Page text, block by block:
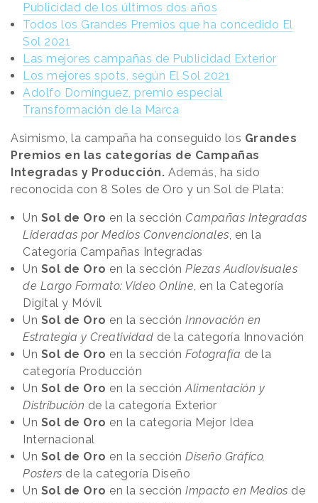
Publicidad de los últimos dos años
Todos los Grandes Premios que ha concedido El
Sol 2021
Las mejores campañas de Publicidad Exterior
Los mejores spots, según El Sol 2021
Adolfo Domínguez, premio especial
Transformación de la Marca
Asimismo, la campaña ha conseguido los Grandes
Premios en las categorías de Campañas
Integradas y Producción. Además, ha sido
reconocida con 8 Soles de Oro y un Sol de Plata:
Un Sol de Oro en la sección Campañas Integradas
Lideradas por Medios Convencionales, en la
Categoría Campañas Integradas
Un Sol de Oro en la sección Piezas Audiovisuales
de Largo Formato: Video Online, en la Categoría
Digital y Móvil
Un Sol de Oro en la sección Innovación en
Estrategia y Creatividad de la categoría Innovación
Un Sol de Oro en la sección Fotografía de la
categoría Producción
Un Sol de Oro en la secciónAlimentación y
Distribución de la categoría Exterior
Un Sol de Oro en la categoría Mejor Idea
Internacional
Un Sol de Oro en la sección Diseño Gráfico,
Posters de la categoría Diseño
Un Sol de Oro en la sección Impacto en Medios de